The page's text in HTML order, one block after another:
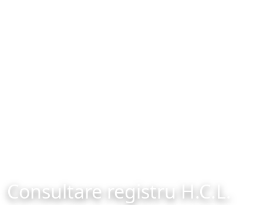
Consultare registru H.C.L.